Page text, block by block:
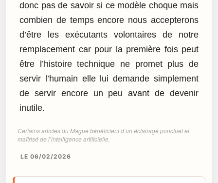
donc pas de savoir si ce modèle choque mais
combien de temps encore nous accepterons
d’être les exécutants volontaires de notre
remplacement car pour la première fois peut
être l’histoire technique ne promet plus de
servir l’humain elle lui demande simplement
de servir encore un peu avant de devenir
inutile.
Certains articles du Mague bénéficient d’un éclairage ponctuel et
maîtrisé de l’intelligence artificielle.
LE 06/02/2026